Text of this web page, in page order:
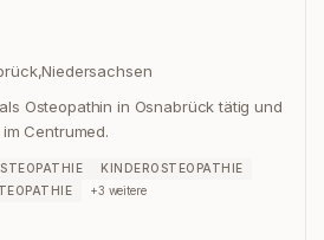
,Niedersachsen
Osteopathin in Osnabrück tätig und
Centrumed.
KINDEROSTEOPATHIE
+3 weitere